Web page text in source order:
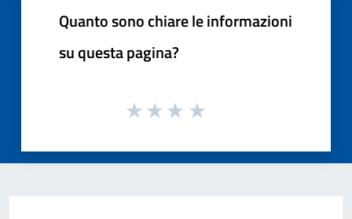
Quanto sono chiare le informazioni
su questa pagina?